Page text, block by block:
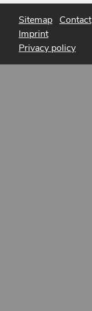
Sitemap Contact
Imprint
Privacy policy